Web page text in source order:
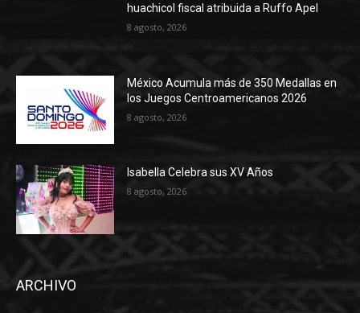
huachicol fiscal atribuida a Ruffo Apel
8 agosto, 2026
México Acumula más de 350 Medallas en
los Juegos Centroamericanos 2026
8 agosto, 2026
Isabella Celebra sus XV Años
8 agosto, 2026
ARCHIVO